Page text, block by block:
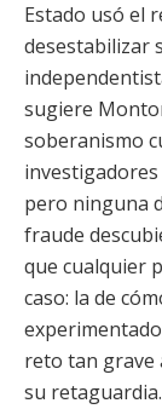
Estado usó el
desestabilizar
sugiere
soberanismo
pero ninguna
fraude
que cualquier
caso: la de
reto tan grave
su